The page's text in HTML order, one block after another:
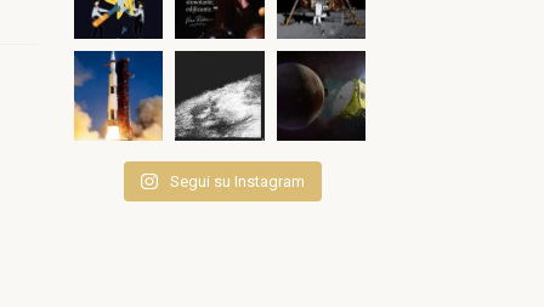
Segui su Instagram